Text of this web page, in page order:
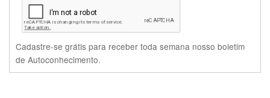
Cadastre-se grátis para receber toda semana nosso boletim
de Autoconhecimento.